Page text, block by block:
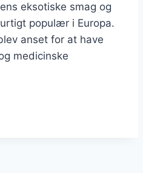
eksotiske smag og
populær i Europa.
anset for at have
medicinske